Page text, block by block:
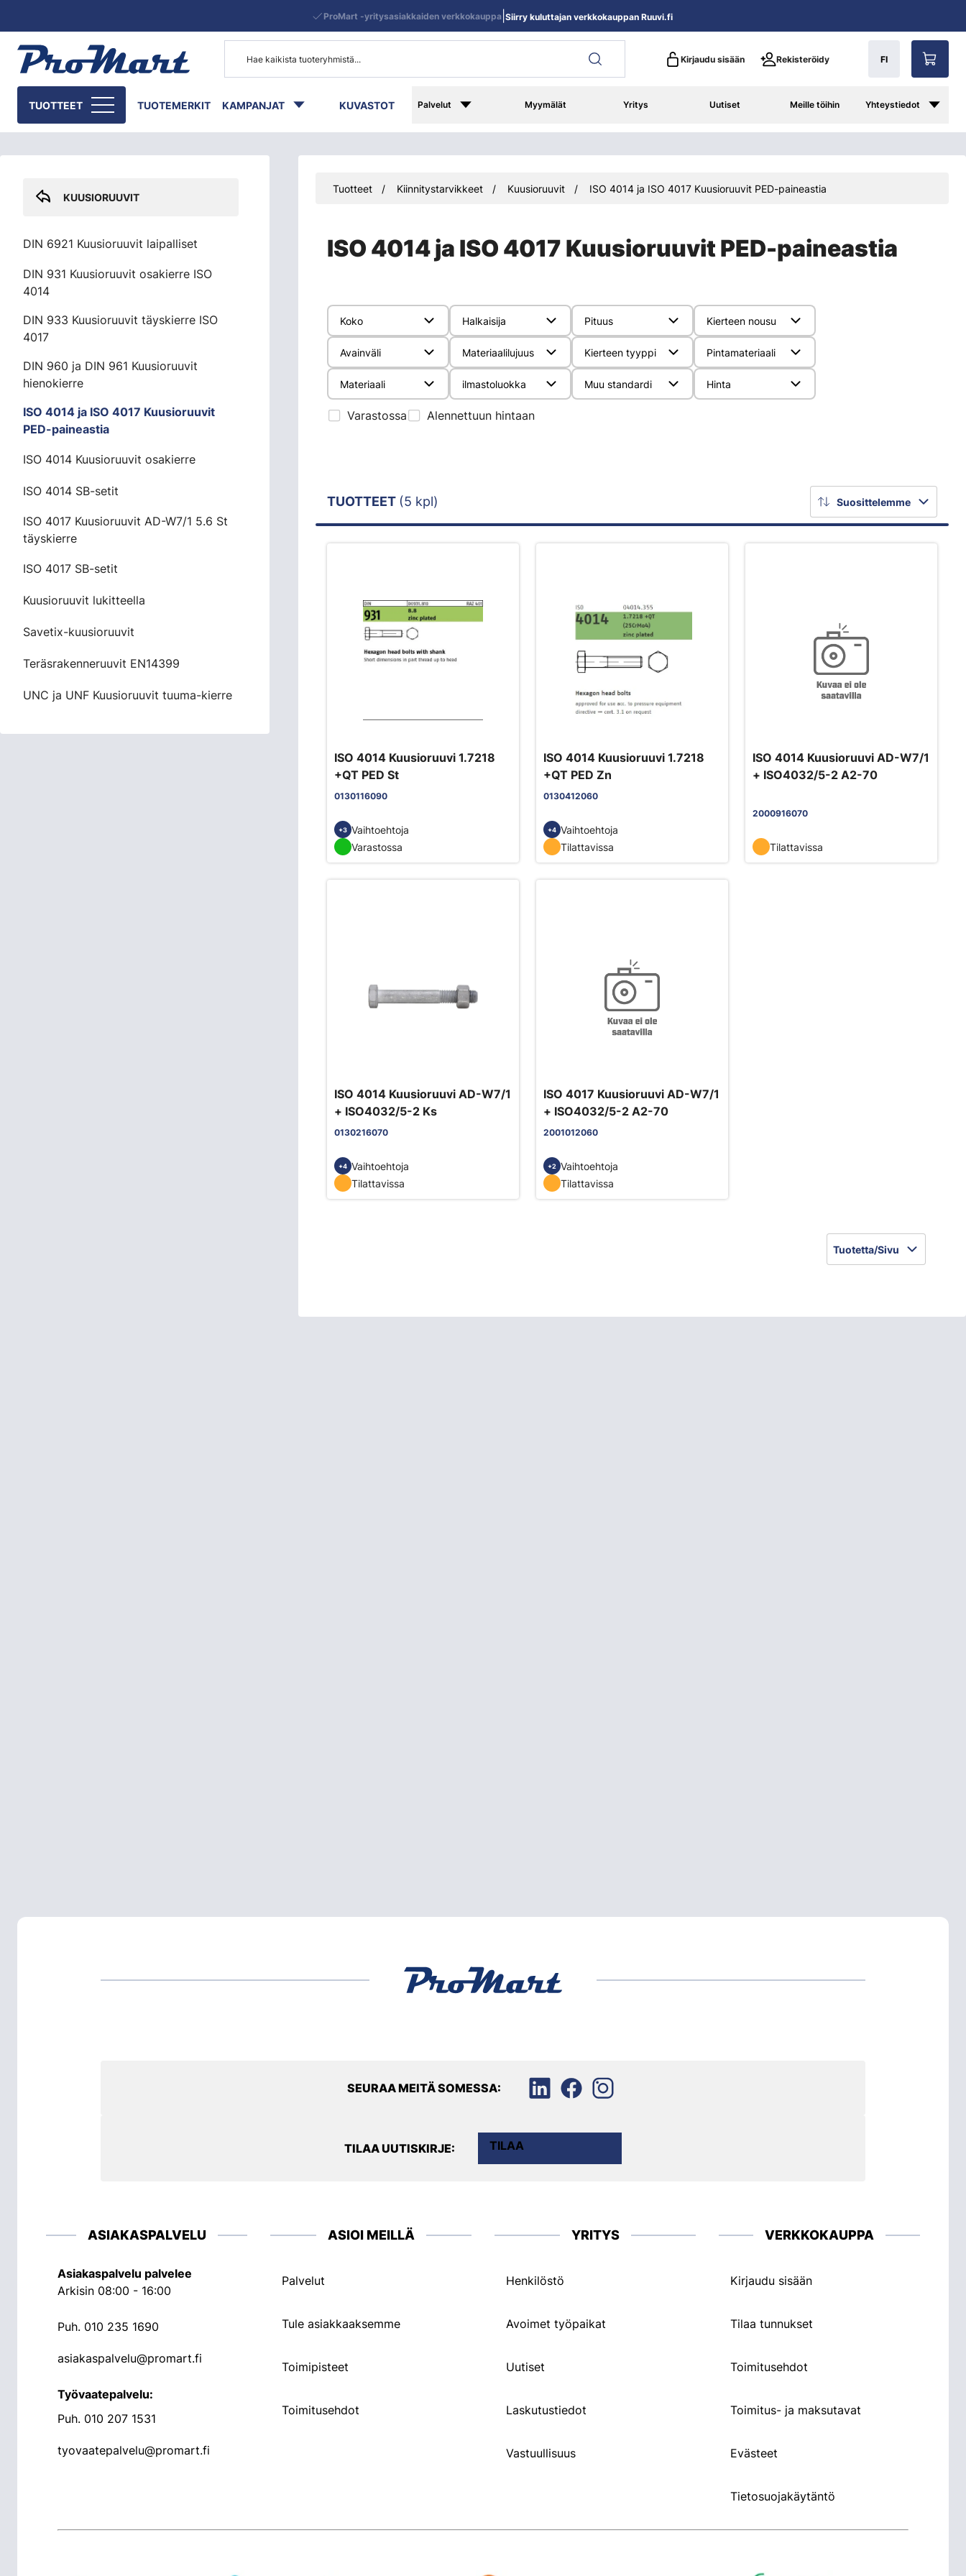
Kirjaudu sisään Rekisteröidy FI
TUOTTEET TUOTEMERKIT KAMPANJAT KUVASTOT Palvelut Myymälät Yritys Uutiset Meille töihin Yhteystiedot
ProMart -yritysasiakkaiden verkkokauppa| Siirry kuluttajan verkkokauppan Ruuvi.fi
Tuotteet Kiinnitystarvikkeet Kuusioruuvit ISO 4014 ja ISO 4017 Kuusioruuvit PED-paineastia
ISO 4014 ja ISO 4017 Kuusioruuvit PED-paineastia
Koko Halkaisija Pituus Kierteen nousu
Avainväli Materiaalilujuus Kierteen tyyppi Pintamateriaali
Materiaali ilmastoluokka Muu standardi Hinta
Varastossa Alennettuun hintaan
Suosittelemme
TUOTTEET (5 kpl)
ISO 4014 Kuusioruuvi 1.7218
+QT PED St
0130116090
+3 Vaihtoehtoja
Varastossa
ISO 4014 Kuusioruuvi 1.7218
+QT PED Zn
0130412060
+4 Vaihtoehtoja
Tilattavissa
ISO 4014 Kuusioruuvi AD-W7/1
+ ISO4032/5-2 A2-70
2000916070
Tilattavissa
ISO 4014 Kuusioruuvi AD-W7/1
+ ISO4032/5-2 Ks
0130216070
+4 Vaihtoehtoja
Tilattavissa
ISO 4017 Kuusioruuvi AD-W7/1
+ ISO4032/5-2 A2-70
2001012060
+2
Vaihtoehtoja
Tilattavissa
Tuotetta/Sivu
KUUSIORUUVIT
DIN 6921 Kuusioruuvit laipalliset
DIN 931 Kuusioruuvit osakierre ISO
4014
DIN 933 Kuusioruuvit täyskierre ISO
4017
DIN 960 ja DIN 961 Kuusioruuvit
hienokierre
ISO 4014 ja ISO 4017 Kuusioruuvit
PED-paineastia
ISO 4014 Kuusioruuvit osakierre
ISO 4014 SB-setit
ISO 4017 Kuusioruuvit AD-W7/1 5.6 St
täyskierre
ISO 4017 SB-setit
Kuusioruuvit lukitteella
Savetix-kuusioruuvit
Teräsrakenneruuvit EN14399
UNC ja UNF Kuusioruuvit tuuma-kierre
SEURAA MEITÄ SOMESSA:
TILAA UUTISKIRJE: TILAA
ASIAKASPALVELU
Asiakaspalvelu palvelee
Arkisin 08:00 - 16:00
Puh. 010 235 1690
asiakaspalvelu@promart.fi
Työvaatepalvelu:
Puh. 010 207 1531
tyovaatepalvelu@promart.fi
ASIOI MEILLÄ
Palvelut
Tule asiakkaaksemme
Toimipisteet
Toimitusehdot
YRITYS
Henkilöstö
Avoimet työpaikat
Uutiset
Laskutustiedot
Vastuullisuus
VERKKOKAUPPA
Kirjaudu sisään
Tilaa tunnukset
Toimitusehdot
Toimitus- ja maksutavat
Evästeet
Tietosuojakäytäntö